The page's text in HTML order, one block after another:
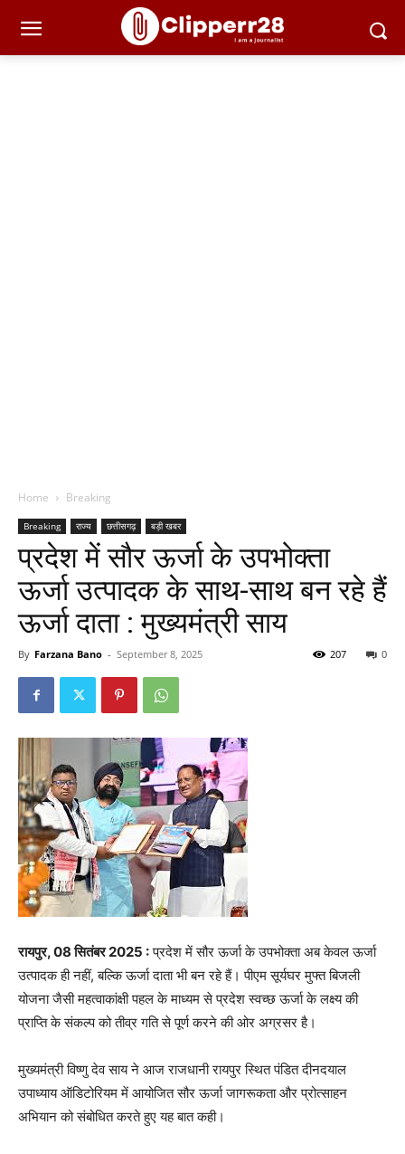
Home Breaking
Breaking राज्य छत्तीसगढ़ बड़ी खबर
प्रदेश में सौर ऊर्जा के उपभोक्ता
ऊर्जा उत्पादक के साथ-साथ बन रहे हैं
ऊर्जा दाता : मुख्यमंत्री साय
By Farzana Bano - September 8, 2025 0
207
रायपुर, 08 सितंबर 2025 :प्रदेश में सौर ऊर्जा के उपभोक्ता अब केवल ऊर्जा
उत्पादक ही नहीं, बल्कि ऊर्जा दाता भी बन रहे हैं। पीएम सूर्यघर मुफ्त बिजली
योजना जैसी महत्वाकांक्षी पहल के माध्यम से प्रदेश स्वच्छ ऊर्जा के लक्ष्य की
प्राप्ति के संकल्प को तीव्र गति से पूर्ण करने की ओर अग्रसर है।
मुख्यमंत्री विष्णु देव साय ने आज राजधानी रायपुर स्थित पंडित दीनदयाल
उपाध्याय ऑडिटोरियम में आयोजित सौर ऊर्जा जागरूकता और प्रोत्साहन
अभियान को संबोधित करते हुए यह बात कही।